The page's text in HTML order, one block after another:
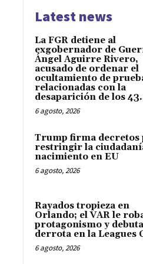
Latest news
La FGR detiene al
exgobernador de
Ángel Aguirre Rivero,
acusado de ordenar el
ocultamiento de
relacionadas con la
desaparición de los
6 agosto, 2026
Trump firma decretos
restringir la
nacimiento en EU
6 agosto, 2026
Rayados tropieza en
Orlando; el VAR le
protagonismo y
derrota en la Leagues
6 agosto, 2026